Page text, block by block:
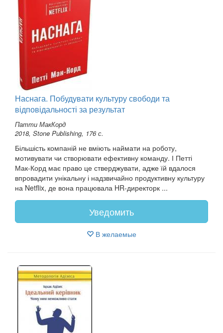
Наснага. Побудувати культуру свободи та
відповідальності за результат
Патти МакКорд
2018, Stone Publishing, 176 с.
Більшість компаній не вміють наймати на роботу,
мотивувати чи створювати ефективну команду. І Петті
Мак-Корд має право це стверджувати, адже їй вдалося
впровадити унікальну і надзвичайно продуктивну культуру
на Netflix, де вона працювала HR-директорк ...
Уведомить
В желаемые